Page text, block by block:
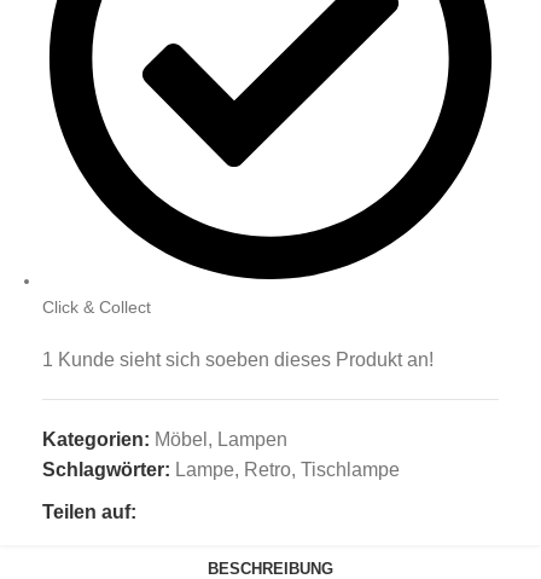
Click & Collect
1 Kunde sieht sich soeben dieses Produkt an!
Kategorien: Möbel , Lampen
Schlagwörter: Lampe, Retro, Tischlampe
Teilen auf:
BESCHREIBUNG